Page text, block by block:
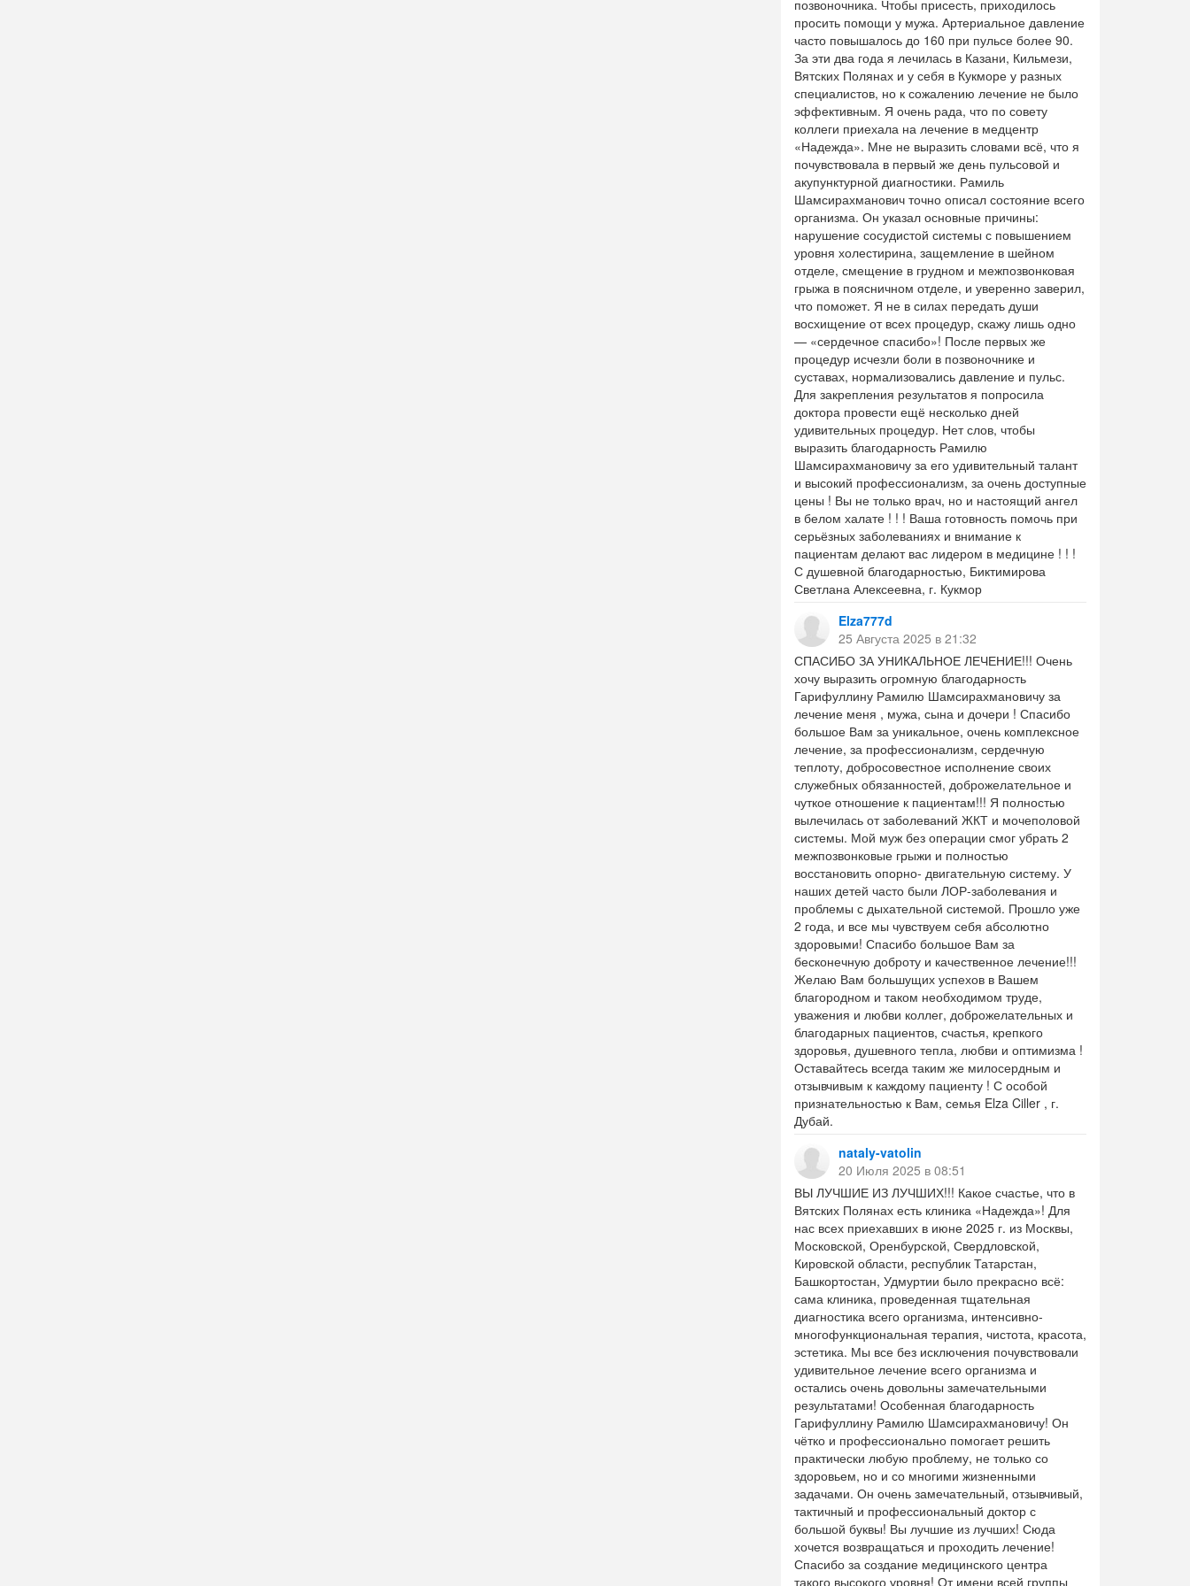
позвоночника. Чтобы присесть, приходилось
просить помощи у мужа. Артериальное давление
часто повышалось до 160 при пульсе более 90.
За эти два года я лечилась в Казани, Кильмези,
Вятских Полянах и у себя в Кукморе у разных
специалистов, но к сожалению лечение не было
эффективным. Я очень рада, что по совету
коллеги приехала на лечение в медцентр
«Надежда». Мне не выразить словами всё, что я
почувствовала в первый же день пульсовой и
акупунктурной диагностики. Рамиль
Шамсирахманович точно описал состояние всего
организма. Он указал основные причины:
нарушение сосудистой системы с повышением
уровня холестирина, защемление в шейном
отделе, смещение в грудном и межпозвонковая
грыжа в поясничном отделе, и уверенно заверил,
что поможет. Я не в силах передать души
восхищение от всех процедур, скажу лишь одно
— «сердечное спасибо»! После первых же
процедур исчезли боли в позвоночнике и
суставах, нормализовались давление и пульс.
Для закрепления результатов я попросила
доктора провести ещё несколько дней
удивительных процедур. Нет слов, чтобы
выразить благодарность Рамилю
Шамсирахмановичу за его удивительный талант
и высокий профессионализм, за очень доступные
цены ! Вы не только врач, но и настоящий ангел
в белом халате ! ! ! Ваша готовность помочь при
серьёзных заболеваниях и внимание к
пациентам делают вас лидером в медицине ! ! !
С душевной благодарностью, Биктимирова
Светлана Алексеевна, г. Кукмор
Elza777d
25 Августа 2025 в 21:32
СПАСИБО ЗА УНИКАЛЬНОЕ ЛЕЧЕНИЕ!!! Очень
хочу выразить огромную благодарность
Гарифуллину Рамилю Шамсирахмановичу за
лечение меня , мужа, сына и дочери ! Спасибо
большое Вам за уникальное, очень комплексное
лечение, за профессионализм, сердечную
теплоту, добросовестное исполнение своих
служебных обязанностей, доброжелательное и
чуткое отношение к пациентам!!! Я полностью
вылечилась от заболеваний ЖКТ и мочеполовой
системы. Мой муж без операции смог убрать 2
межпозвонковые грыжи и полностью
восстановить опорно- двигательную систему. У
наших детей часто были ЛОР-заболевания и
проблемы с дыхательной системой. Прошло уже
2 года, и все мы чувствуем себя абсолютно
здоровыми! Спасибо большое Вам за
бесконечную доброту и качественное лечение!!!
Желаю Вам большущих успехов в Вашем
благородном и таком необходимом труде,
уважения и любви коллег, доброжелательных и
благодарных пациентов, счастья, крепкого
здоровья, душевного тепла, любви и оптимизма !
Оставайтесь всегда таким же милосердным и
отзывчивым к каждому пациенту ! С особой
признательностью к Вам, семья Elza Ciller , г.
Дубай.
nataly-vatolin
20 Июля 2025 в 08:51
ВЫ ЛУЧШИЕ ИЗ ЛУЧШИХ!!! Какое счастье, что в
Вятских Полянах есть клиника «Надежда»! Для
нас всех приехавших в июне 2025 г. из Москвы,
Московской, Оренбурской, Свердловской,
Кировской области, республик Татарстан,
Башкортостан, Удмуртии было прекрасно всё:
сама клиника, проведенная тщательная
диагностика всего организма, интенсивно-
многофункциональная терапия, чистота, красота,
эстетика. Мы все без исключения почувствовали
удивительное лечение всего организма и
остались очень довольны замечательными
результатами! Особенная благодарность
Гарифуллину Рамилю Шамсирахмановичу! Он
чётко и профессионально помогает решить
практически любую проблему, не только со
здоровьем, но и со многими жизненными
задачами. Он очень замечательный, отзывчивый,
тактичный и профессиональный доктор с
большой буквы! Вы лучшие из лучших! Сюда
хочется возвращаться и проходить лечение!
Спасибо за создание медицинского центра
такого высокого уровня! От имени всей группы